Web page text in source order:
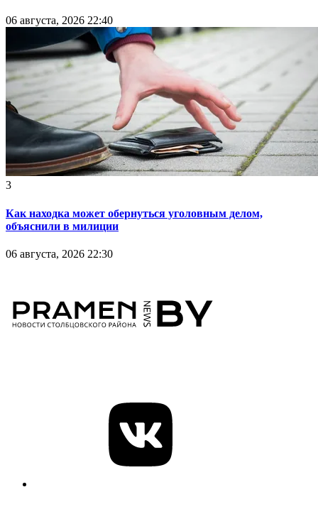
06 августа, 2026 22:40
3
Как находка может обернуться уголовным делом,
объяснили в милиции
06 августа, 2026 22:30